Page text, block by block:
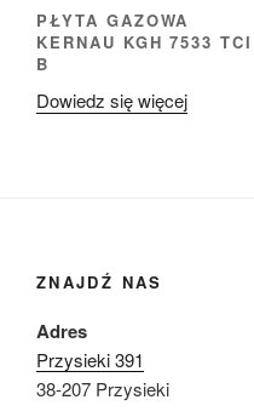
PŁYTA GAZOWA
KERNAU KGH 7533 TCI
B
Dowiedz się więcej
ZNAJDŹ NAS
Adres
Przysieki 391
38-207 Przysieki